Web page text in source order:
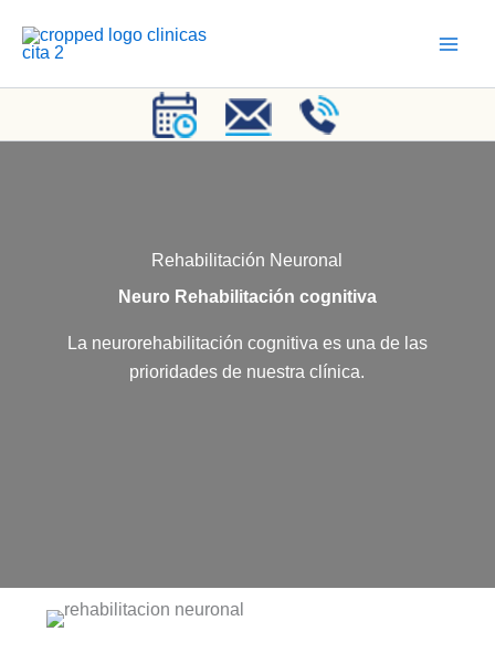
Rehabilitación Neuronal
Neuro Rehabilitación cognitiva
La neurorehabilitación cognitiva es una de las
prioridades de nuestra clínica.